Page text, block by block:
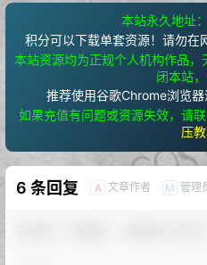
本站永久地址
积分可以下载单套资源！请勿在
本站资源均为正规个人机构作品
闭本站，
推荐使用谷歌Chrome浏览器
如果充值有问题或资源失效，请
压
6 条回复 A 文章作者 M 管理